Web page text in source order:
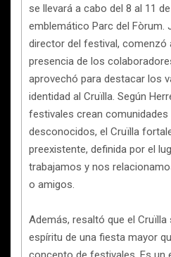
se llevará a cabo del 8 al 11
emblemático Parc del Fòrum.
director del festival, comenzó
presencia de los
aprovechó para destacar los
identidad al Cruïlla. Según
festivales crean comunidades
desconocidos, el Cruïlla
preexistente, definida por el
trabajamos y nos
o amigos.
Además, resaltó que el
espíritu de una fiesta mayor